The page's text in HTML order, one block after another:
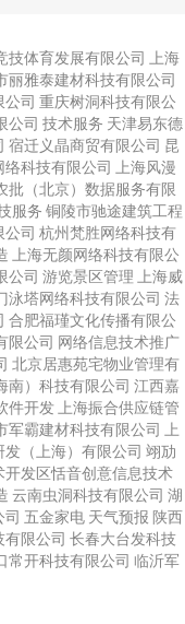
技体育发展有限公司
上海
丽雅泰建材科技有限公司
公司 重庆树洞科技有限公
公司 技术服务 天津易东德
宿迁义晶商贸有限公司 昆
科技有限公司
上海风漫
批（北京）数据服务有限
服务 铜陵市驰途建筑工程
公司 杭州梵胜网络科技有
上海无颜网络科技有限公
公司 游览景区管理 上海威
泳塔网络科技有限公司 法
合肥福瑾文化传播有限公
限公司 网络信息技术推广
北京居惠苑宅物业管理有
南）科技有限公司 江西嘉
件开发 上海振合供应链管
军霸建材科技有限公司
上
（上海）有限公司 翊劢
开发区恬音创意信息技术
云南虫洞科技有限公司 湖
司 五金家电 天气预报 陕西
限公司 长春大台发科技
常开科技有限公司 临沂军